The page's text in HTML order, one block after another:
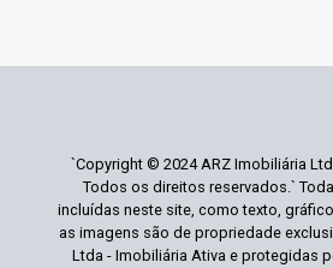
`Copyright © 2024 ARZ Imobiliária
Todos os direitos reservados.`
incluídas neste site, como texto,
as imagens são de propriedade
Ltda - Imobiliária Ativa e protegidas